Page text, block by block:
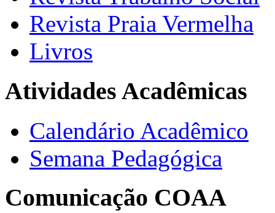
Revista Praia Vermelha
Livros
Atividades Acadêmicas
Calendário Acadêmico
Semana Pedagógica
Comunicação COAA